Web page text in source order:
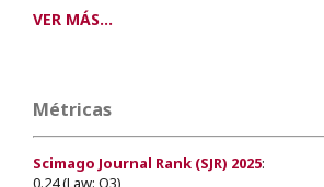
VER MÁS...
Métricas
Scimago Journal Rank (SJR) 2025:
0.24 (Law: Q3)